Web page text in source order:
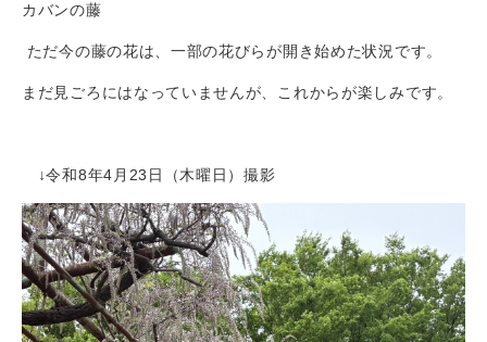
カバンの藤
ただ今の藤の花は、一部の花びらが開き始めた状況です。
まだ見ごろにはなっていませんが、これからが楽しみです。
↓令和8年4月23日（木曜日）撮影